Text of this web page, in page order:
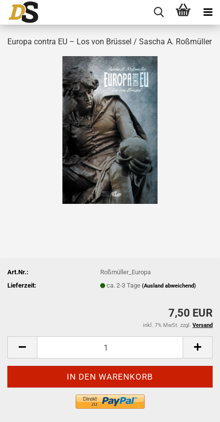
Europa contra EU – Los von Brüssel / Sascha A. Roßmüller
Art.Nr.:
Roßmüller_Europa
Lieferzeit:
ca. 2-3 Tage(Ausland abweichend)
7,50 EUR
inkl. 7% MwSt. zzgl. Versand